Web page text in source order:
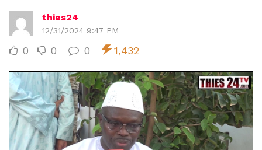
thies24
12/31/2024 9:47 PM
0 0 0 1,432